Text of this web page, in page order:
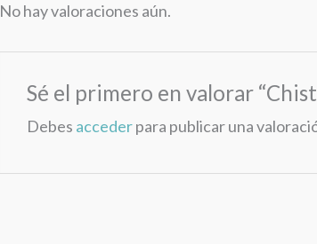
No hay valoraciones aún.
Sé el primero en valorar
Debes accederpara publicar una